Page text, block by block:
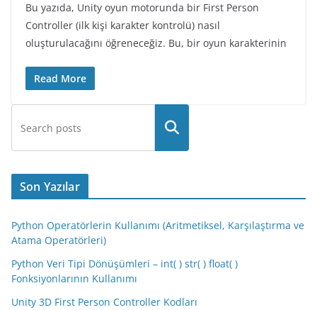
Bu yazıda, Unity oyun motorunda bir First Person
Controller (ilk kişi karakter kontrolü) nasıl
oluşturulacağını öğreneceğiz. Bu, bir oyun karakterinin
Read More
Son Yazılar
Python Operatörlerin Kullanımı (Aritmetiksel, Karşılaştırma ve
Atama Operatörleri)
Python Veri Tipi Dönüşümleri – int( ) str( ) float( )
Fonksiyonlarının Kullanımı
Unity 3D First Person Controller Kodları